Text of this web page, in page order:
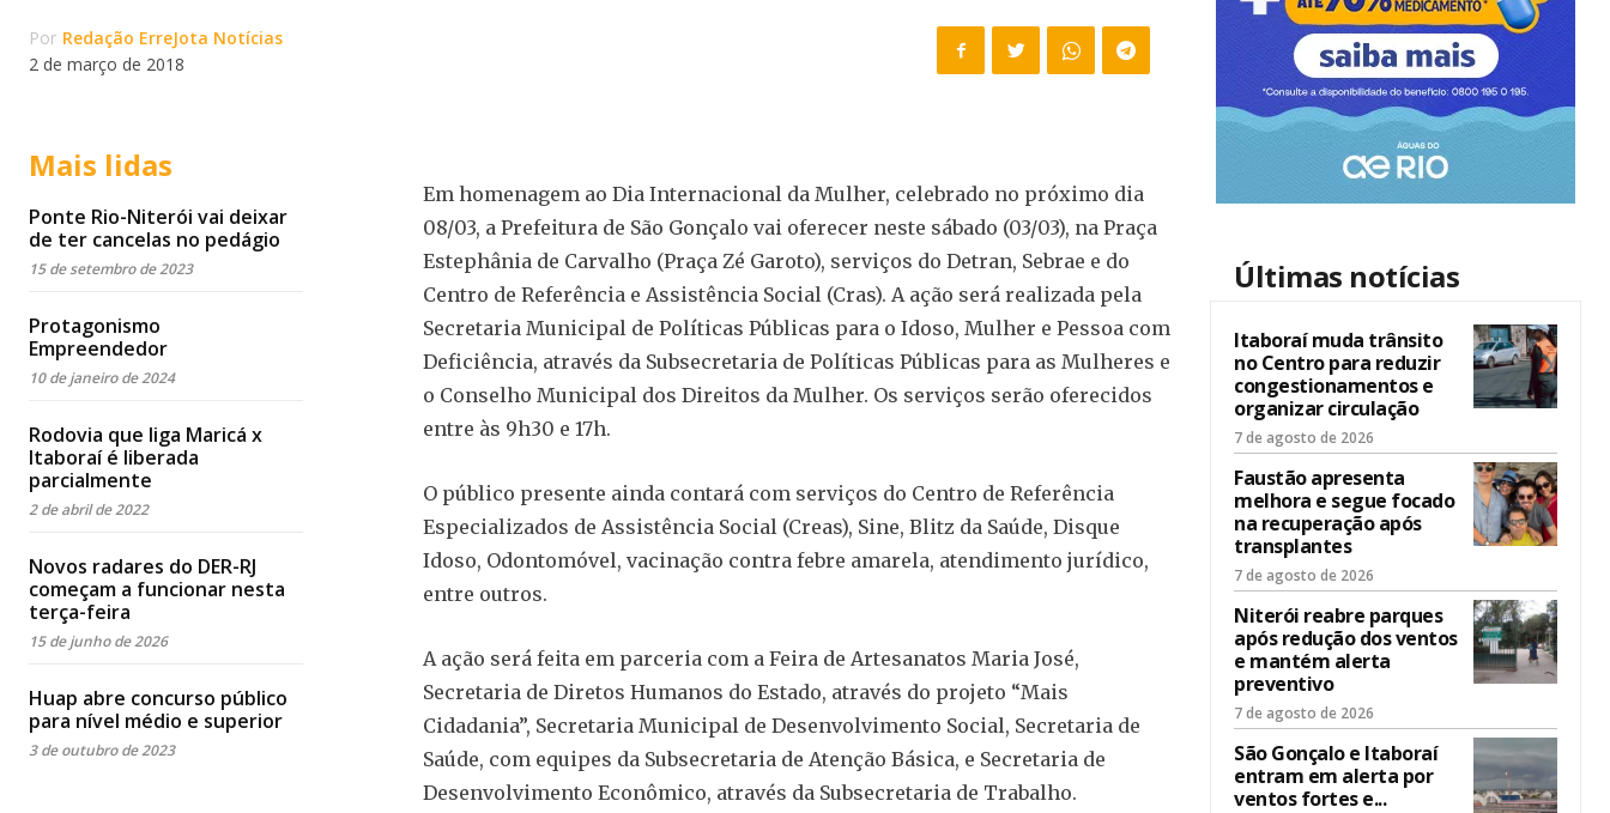
Por Redação ErreJota Notícias
2 de março de 2018
Mais lidas
Ponte Rio-Niterói vai deixar
de ter cancelas no pedágio
15 de setembro de 2023
Protagonismo
Empreendedor
10 de janeiro de 2024
Rodovia que liga Maricá x
Itaboraí é liberada
parcialmente
2 de abril de 2022
Novos radares do DER-RJ
começam a funcionar nesta
terça-feira
15 de junho de 2026
Huap abre concurso público
para nível médio e superior
3 de outubro de 2023
Em homenagem ao Dia Internacional da Mulher, celebrado no próximo dia
08/03, a Prefeitura de São Gonçalo vai oferecer neste sábado (03/03), na Praça
Estephânia de Carvalho (Praça Zé Garoto), serviços do Detran, Sebrae e do
Centro de Referência e Assistência Social (Cras). A ação será realizada pela
Secretaria Municipal de Políticas Públicas para o Idoso, Mulher e Pessoa com
Deficiência, através da Subsecretaria de Políticas Públicas para as Mulheres e
o Conselho Municipal dos Direitos da Mulher. Os serviços serão oferecidos
entre às 9h30 e 17h.
O público presente ainda contará com serviços do Centro de Referência
Especializados de Assistência Social (Creas), Sine, Blitz da Saúde, Disque
Idoso, Odontomóvel, vacinação contra febre amarela, atendimento jurídico,
entre outros.
A ação será feita em parceria com a Feira de Artesanatos Maria José,
Secretaria de Diretos Humanos do Estado, através do projeto “Mais
Cidadania”, Secretaria Municipal de Desenvolvimento Social, Secretaria de
Saúde, com equipes da Subsecretaria de Atenção Básica, e Secretaria de
Desenvolvimento Econômico, através da Subsecretaria de Trabalho.
Últimas notícias
Itaboraí muda trânsito
no Centro para reduzir
congestionamentos e
organizar circulação
7 de agosto de 2026
Faustão apresenta
melhora e segue focado
na recuperação após
transplantes
7 de agosto de 2026
Niterói reabre parques
após redução dos ventos
e mantém alerta
preventivo
7 de agosto de 2026
São Gonçalo e Itaboraí
entram em alerta por
ventos fortes e...